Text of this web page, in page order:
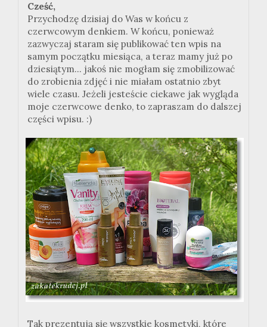
Cześć,
Przychodzę dzisiaj do Was w końcu z
czerwcowym denkiem. W końcu, ponieważ
zazwyczaj staram się publikować ten wpis na
samym początku miesiąca, a teraz mamy już po
dziesiątym... jakoś nie mogłam się zmobilizować
do zrobienia zdjęć i nie miałam ostatnio zbyt
wiele czasu. Jeżeli jesteście ciekawe jak wygląda
moje czerwcowe denko, to zapraszam do dalszej
części wpisu. :)
Tak prezentują się wszystkie kosmetyki, które